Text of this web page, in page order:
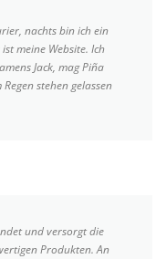
nachts bin ich ein
meine Website. Ich
Jack, mag Piña
stehen gelassen
und versorgt die
Produkten. An